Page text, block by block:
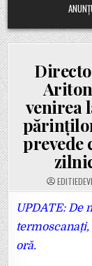
venirea
prevede
UPDATE: De
oră.